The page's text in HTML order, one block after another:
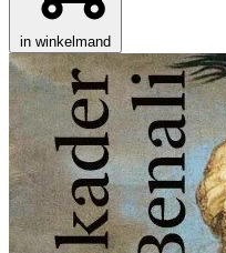
in winkelmand